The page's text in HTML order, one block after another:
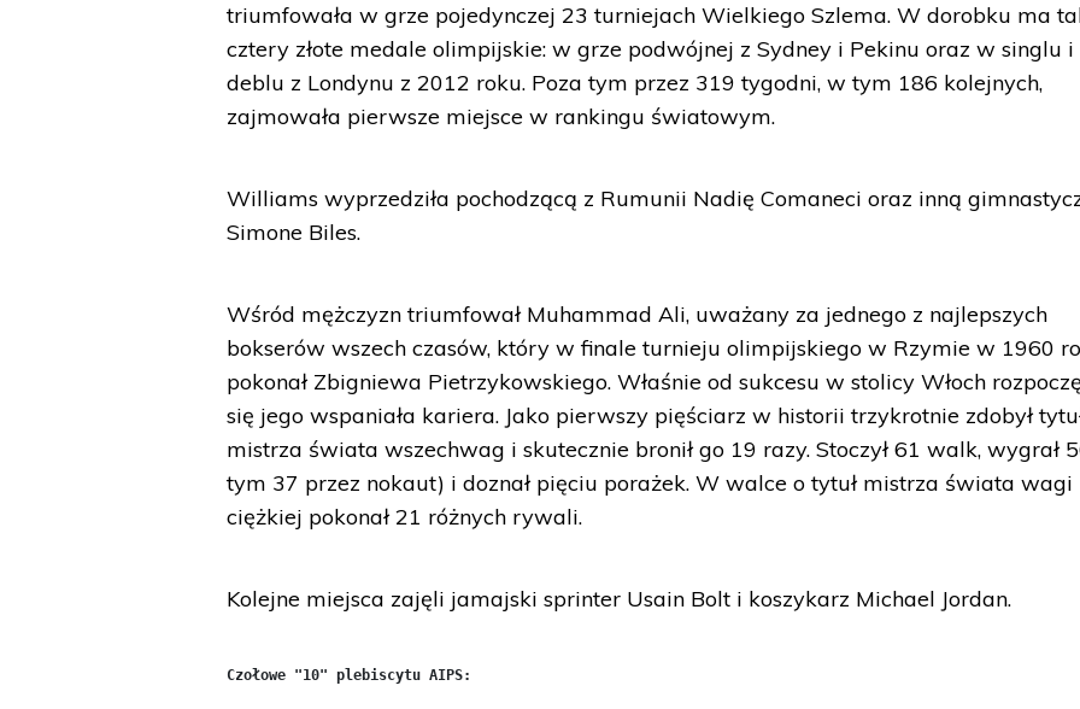
triumfowała w grze pojedynczej 23 turniejach Wielkiego Szlema. W dorobku ma
cztery złote medale olimpijskie: w grze podwójnej z Sydney i Pekinu oraz w singlu i
deblu z Londynu z 2012 roku. Poza tym przez 319 tygodni, w tym 186 kolejnych,
zajmowała pierwsze miejsce w rankingu światowym.
Williams wyprzedziła pochodzącą z Rumunii Nadię Comaneci oraz inną
Simone Biles.
Wśród mężczyzn triumfował Muhammad Ali, uważany za jednego z najlepszych
bokserów wszech czasów, który w finale turnieju olimpijskiego w Rzymie w 1960
pokonał Zbigniewa Pietrzykowskiego. Właśnie od sukcesu w stolicy Włoch
się jego wspaniała kariera. Jako pierwszy pięściarz w historii trzykrotnie zdobył
mistrza świata wszechwag i skutecznie bronił go 19 razy. Stoczył 61 walk, wygrał
tym 37 przez nokaut) i doznał pięciu porażek. W walce o tytuł mistrza świata wagi
ciężkiej pokonał 21 różnych rywali.
Kolejne miejsca zajęli jamajski sprinter Usain Bolt i koszykarz Michael Jordan.